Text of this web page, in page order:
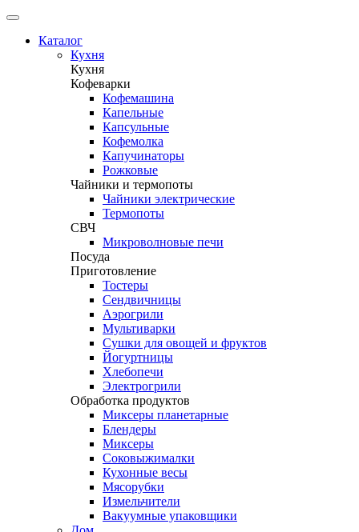
Каталог
Кухня
Кухня
Кофеварки
Кофемашина
Капельные
Капсульные
Кофемолка
Капучинаторы
Рожковые
Чайники и термопоты
Чайники электрические
Термопоты
СВЧ
Микроволновые печи
Посуда
Приготовление
Тостеры
Сендвичницы
Аэрогрили
Мультиварки
Сушки для овощей и фруктов
Йогуртницы
Хлебопечи
Электрогрили
Обработка продуктов
Миксеры планетарные
Блендеры
Миксеры
Соковыжималки
Кухонные весы
Мясорубки
Измельчители
Вакуумные упаковщики